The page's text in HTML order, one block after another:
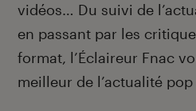
vidéos… Du suivi de
en passant par les
format, l’Éclaireur Fnac
meilleur de l’actualité